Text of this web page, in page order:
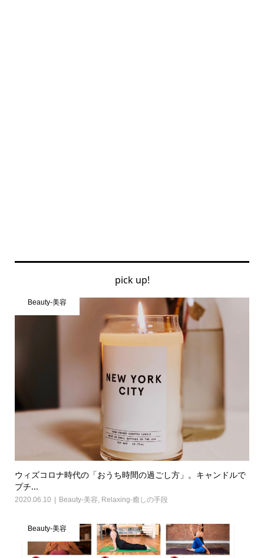
pick up!
Beauty-美容
ウィズコロナ時代の「おうち時間の過ごし方」。キャンドルで
プチ...
2020.06.10 Beauty-美容 Relaxing-癒しの手段
Beauty-美容
Home Share お問い合わせ